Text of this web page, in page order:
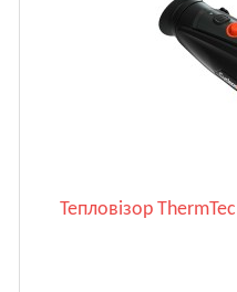
Тепловізор